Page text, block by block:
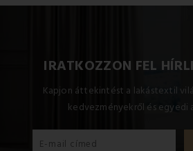
IRATKOZZON FEL
Kapjon áttekintést a lakástextil
kedvezményekről és egyedi